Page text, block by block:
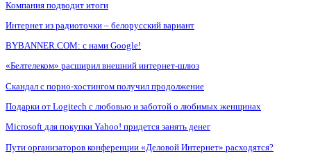
Компания подводит итоги
Интернет из радиоточки – белорусский вариант
BYBANNER.COM: c нами Google!
«Белтелеком» расширил внешний интернет-шлюз
Скандал с порно-хостингом получил продолжение
Подарки от Logitech с любовью и заботой о любимых женщинах
Microsoft для покупки Yahoo! придется занять денег
Пути организаторов конференции «Деловой Интернет» расходятся?